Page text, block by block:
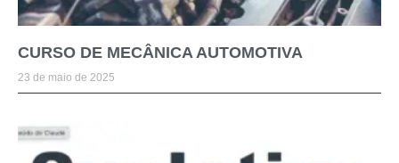
CURSO DE MECÂNICA AUTOMOTIVA
23 de maio de 2025